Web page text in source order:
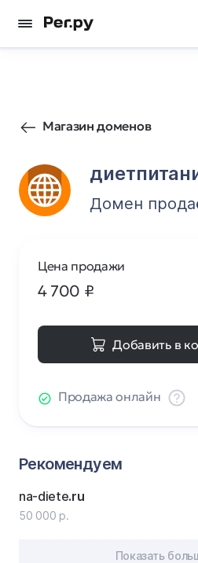
Магазин доменов
Домен
Цена продажи
4 700 ₽
Добавить в
Продажа онлайн
Рекомендуем
na-diete.ru
50 000 р.
Показать